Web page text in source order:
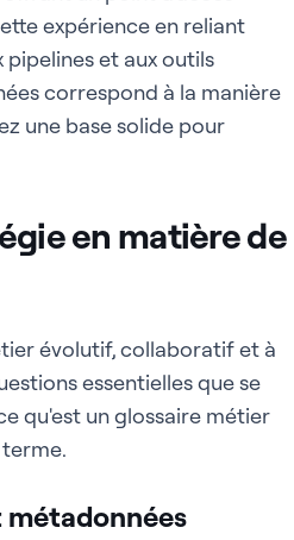
expérience en reliant
et aux outils
correspond à la manière
une base solide pour
en matière de
évolutif, collaboratif et à
essentielles que se
qu'est un glossaire métier